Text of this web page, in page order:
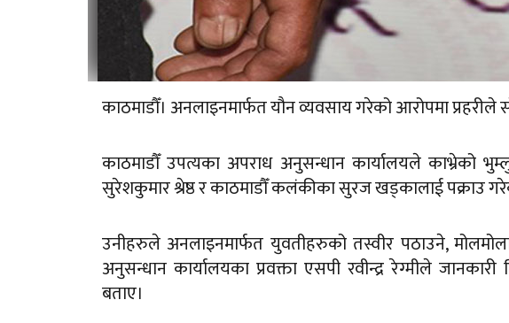
काठमाडौँ। अनलाइनमार्फत यौन व्यवसाय गरेको आरोपमा प्रहरीले
काठमाडौँ उपत्यका अपराध अनुसन्धान कार्यालयले काभ्रेको
सुरेशकुमार श्रेष्ठ र काठमाडौँ कलंकीका सुरज खड्कालाई पक्राउ
उनीहरुले अनलाइनमार्फत युवतीहरुको तस्वीर पठाउने,
अनुसन्धान कार्यालयका प्रवक्ता एसपी रवीन्द्र रेग्मीले
बताए।